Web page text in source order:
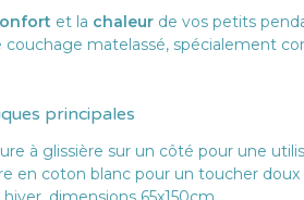
et la chaleur de vos petits
couchage matelassé, spécialement
principales
à glissière sur un côté pour une
en coton blanc pour un toucher doux